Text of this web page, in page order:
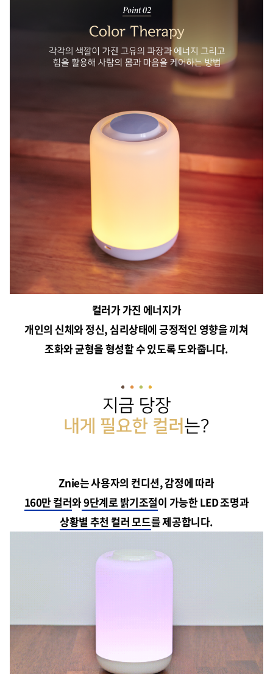
컬러가 가진 에너지가
개인의 신체와 정신, 심리상태에 긍정적인 영향을 끼쳐
조화와 균형을 형성할 수 있도록 도와줍니다.
Znie는 사용자의 컨디션, 감정에 따라
160만 컬러와9단계로 밝기조절이 가능한 LED 조명과
상황별 추천 컬러 모드를 제공합니다.